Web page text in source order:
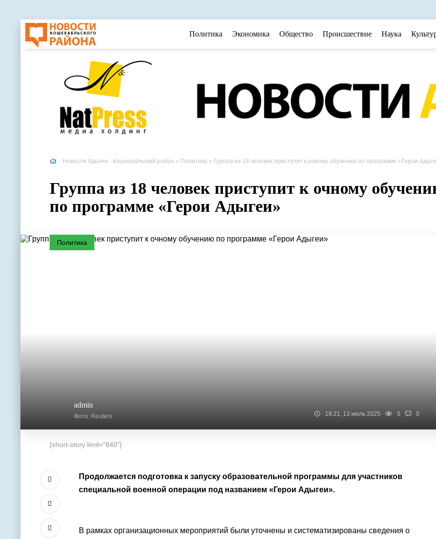
Политика Экономика Общество Происшествие Наука
Новости Адыгеи - Кошехабльский район » Политика » Группа из 18 человек приступит к очному обучению по программе «Герои
Группа из 18 человек приступит к очному
по программе «Герои Адыгеи»
Политика
admin
Фото: Reuters 19:21, 13 июль 2025 5 0
{short-story limit="840"}
Продолжается подготовка к запуску образовательной программы для участников
специальной военной операции под названием «Герои Адыгеи».
В рамках организационных мероприятий были уточнены и систематизированы сведения о